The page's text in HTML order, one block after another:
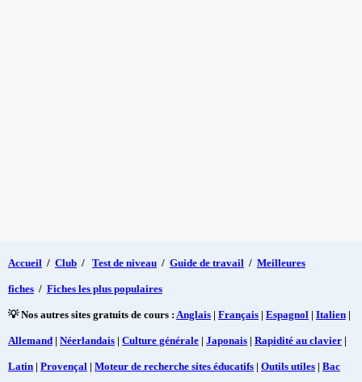
Accueil / Club / Test de niveau / Guide de travail / Meilleures
fiches / Fiches les plus populaires
💡 Nos autres sites gratuits de cours : Anglais | Français | Espagnol | Italien |
Allemand | Néerlandais | Culture générale | Japonais | Rapidité au clavier |
Latin | Provençal | Moteur de recherche sites éducatifs | Outils utiles | Bac